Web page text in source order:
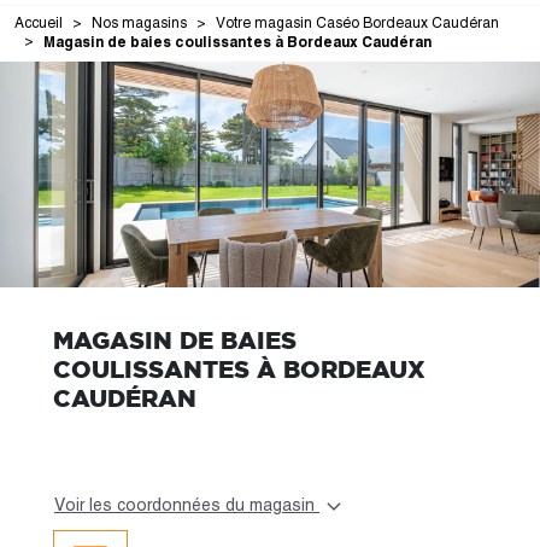
Accueil Nos magasins Votre magasin Caséo Bordeaux Caudéran
Magasin de baies coulissantes à Bordeaux Caudéran
MAGASIN DE BAIES
COULISSANTES À BORDEAUX
CAUDÉRAN
Voir les coordonnées du magasin